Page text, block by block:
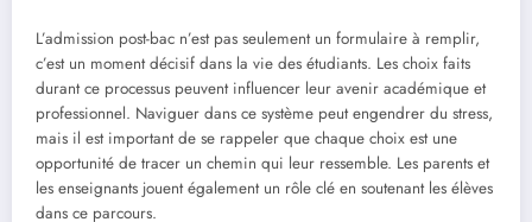
L’admission post-bac n’est pas seulement un formulaire à remplir,
c’est un moment décisif dans la vie des étudiants. Les choix faits
durant ce processus peuvent influencer leur avenir académique et
professionnel. Naviguer dans ce système peut engendrer du stress,
mais il est important de se rappeler que chaque choix est une
opportunité de tracer un chemin qui leur ressemble. Les parents et
les enseignants jouent également un rôle clé en soutenant les élèves
dans ce parcours.